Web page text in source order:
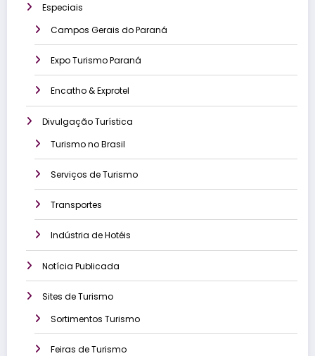
Especiais
Campos Gerais do Paraná
Expo Turismo Paraná
Encatho & Exprotel
Divulgação Turística
Turismo no Brasil
Serviços de Turismo
Transportes
Indústria de Hotéis
Notícia Publicada
Sites de Turismo
Sortimentos Turismo
Feiras de Turismo